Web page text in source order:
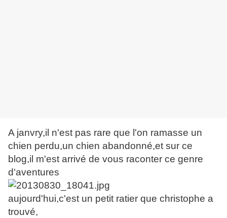
A janvry,il n'est pas rare que l'on ramasse un
chien perdu,un chien abandonné,et sur ce
blog,il m'est arrivé de vous raconter ce genre
d'aventures
aujourd'hui,c'est un petit ratier que christophe a
trouvé,